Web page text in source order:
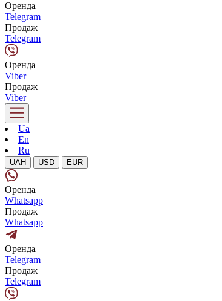
Оренда
Telegram
Продаж
Telegram
Оренда
Viber
Продаж
Viber
Ua
En
Ru
UAH USD EUR
Оренда
Whatsapp
Продаж
Whatsapp
Оренда
Telegram
Продаж
Telegram